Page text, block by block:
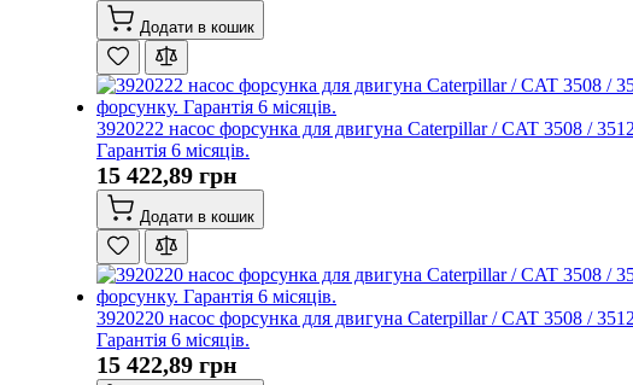
Додати в кошик
3920222 насос форсунка для двигуна Caterpillar / CAT 3508 /
Гарантія 6 місяців.
15 422,89 грн
Додати в кошик
3920220 насос форсунка для двигуна Caterpillar / CAT 3508 /
Гарантія 6 місяців.
15 422,89 грн